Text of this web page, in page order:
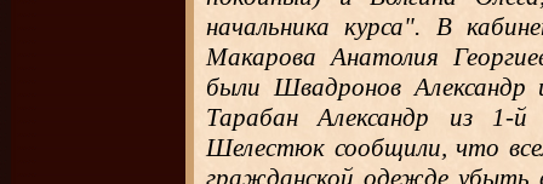
начальника курса". В
Макарова Анатолия
были Швадронов Александр
Тарабан Александр из 1-й
Шелестюк сообщили, что
гражданской одежде убыть